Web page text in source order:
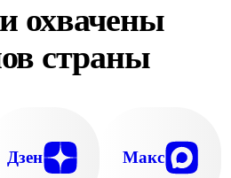
охвачены
страны
Дзен Макс